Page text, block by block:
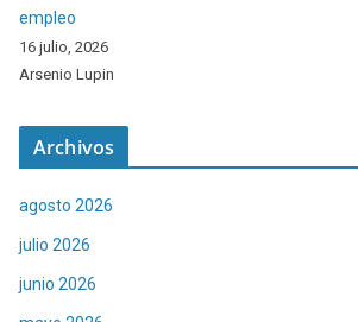
empleo
16 julio, 2026
Arsenio Lupin
Archivos
agosto 2026
julio 2026
junio 2026